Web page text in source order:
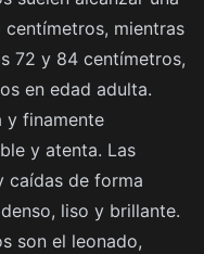
mientras
72 y 84 centímetros,
en edad adulta.
y finamente
y atenta. Las
caídas de forma
liso y brillante.
son el leonado,